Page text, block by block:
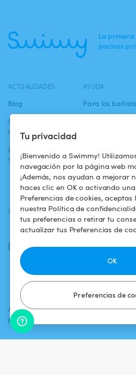
Tu privacidad
¡Bienvenido a Swimmy!
navegación por la página web
¡Además, nos ayudan a mejorar
haces clic en OK o activando
Preferencias de cookies,
nuestra Política de
tus preferencias o retirar tu
actualizar tus Preferencias de
Preferencias de
OK
Agrega una fecha y un horario
para ver el precio
La
piscinas
ACTUALIDADES
Blog
Swimmy en los
medios
La aventura
Swimmy
AYUDA
Para los
piscina
¿Cómo
SÍGUENOS
Facebook
Instagram